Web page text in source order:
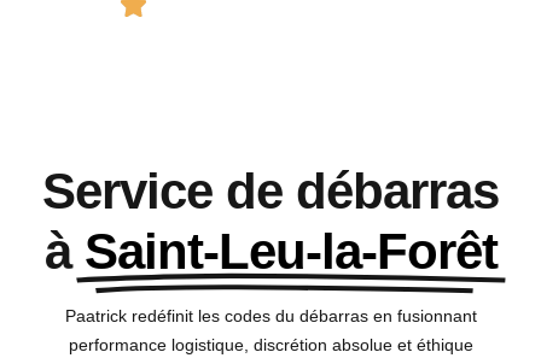
Service de débarras
à Saint-Leu-la-Forêt
Paatrick redéfinit les codes du débarras en fusionnant
performance logistique, discrétion absolue et éthique